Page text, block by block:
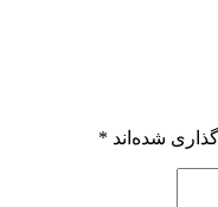
شده‌اند *